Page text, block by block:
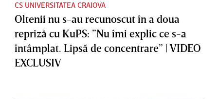
CS UNIVERSITATEA CRAIOVA
Oltenii nu s-au recunoscut în a doua
repriză cu KuPS: ”Nu îmi explic ce s-a
întâmplat. Lipsă de concentrare” | VIDEO
EXCLUSIV